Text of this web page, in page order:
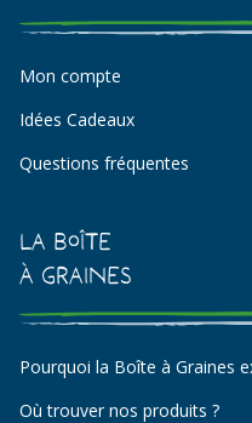
Mon compte
Idées Cadeaux
Questions fréquentes
La Boîte
à Graines
Pourquoi la Boîte à Graines
Où trouver nos produits ?